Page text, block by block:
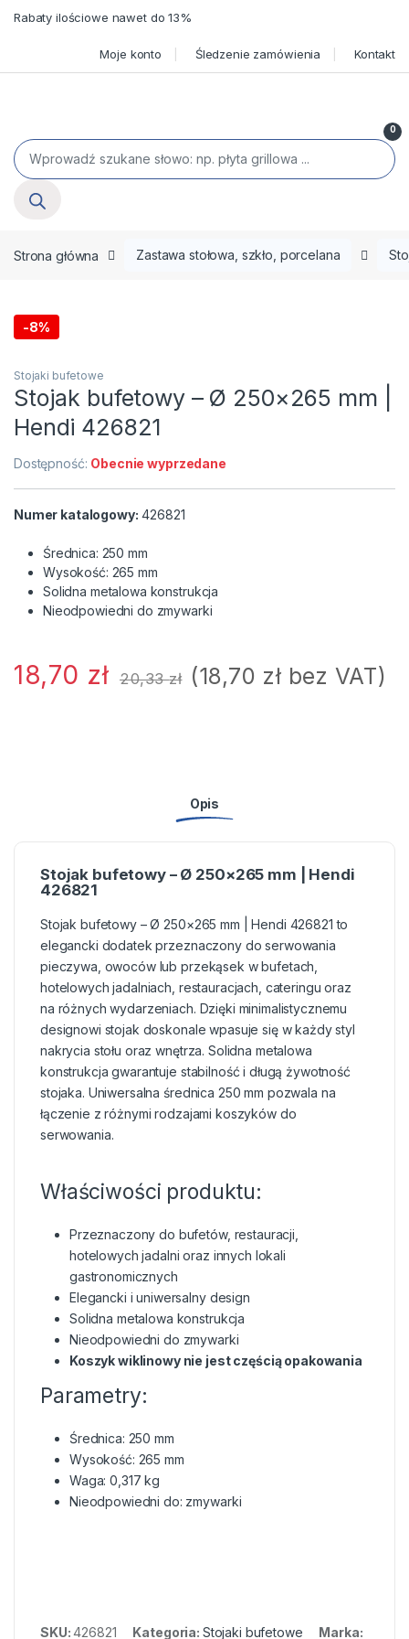
Skip to navigation
Skip to content
Rabaty ilościowe nawet do 13%
Moje konto Śledzenie zamówienia Kontakt
0
Wyszukiwarka produktów
Strona główna Zastawa stołowa, szkło, porcelana
-8%
Stojaki bufetowe
Stojak bufetowy – Ø 250×265 mm |
Hendi 426821
Dostępność: Obecnie wyprzedane
Numer katalogowy: 426821
Średnica: 250 mm
Wysokość: 265 mm
Solidna metalowa konstrukcja
Nieodpowiedni do zmywarki
18,70 zł 20,33zł (18,70 zł bez VAT)
Opis
Stojak bufetowy – Ø 250×265 mm | Hendi
426821
Stojak bufetowy – Ø 250×265 mm | Hendi 426821 to
elegancki dodatek przeznaczony do serwowania
pieczywa, owoców lub przekąsek w bufetach,
hotelowych jadalniach, restauracjach, cateringu oraz
na różnych wydarzeniach. Dzięki minimalistycznemu
designowi stojak doskonale wpasuje się w każdy styl
nakrycia stołu oraz wnętrza. Solidna metalowa
konstrukcja gwarantuje stabilność i długą żywotność
stojaka. Uniwersalna średnica 250 mm pozwala na
łączenie z różnymi rodzajami koszyków do
serwowania.
Właściwości produktu:
Przeznaczony do bufetów, restauracji,
hotelowych jadalni oraz innych lokali
gastronomicznych
Elegancki i uniwersalny design
Solidna metalowa konstrukcja
Nieodpowiedni do zmywarki
Koszyk wiklinowy nie jest częścią opakowania
Parametry:
Średnica: 250 mm
Wysokość: 265 mm
Waga: 0,317 kg
Nieodpowiedni do: zmywarki
SKU:426821 Kategoria: Stojaki bufetowe Marka: